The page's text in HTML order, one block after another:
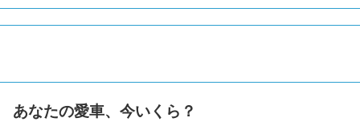
あなたの愛車、今いくら？